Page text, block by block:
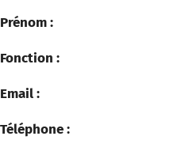
Prénom :
Fonction :
Email :
Téléphone :